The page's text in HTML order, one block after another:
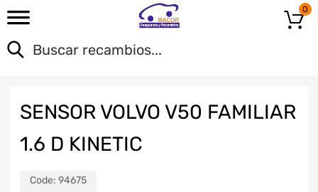
0
SENSOR VOLVO V50 FAMILIAR
1.6 D KINETIC
Code: 94675